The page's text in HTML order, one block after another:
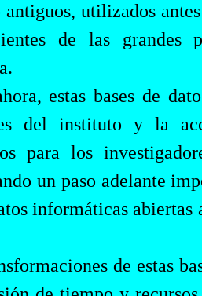
antiguos, utilizados
de las grandes
estas bases de
del instituto y la
para los
un paso adelante
informáticas
de estas